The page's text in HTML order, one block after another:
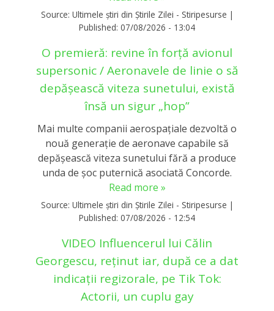
Source: Ultimele știri din Știrile Zilei - Stiripesurse |
Published: 07/08/2026 - 13:04
O premieră: revine în forță avionul
supersonic / Aeronavele de linie o să
depășească viteza sunetului, există
însă un sigur „hop”
Mai multe companii aerospațiale dezvoltă o
nouă generație de aeronave capabile să
depășească viteza sunetului fără a produce
unda de șoc puternică asociată Concorde.
Read more »
Source: Ultimele știri din Știrile Zilei - Stiripesurse |
Published: 07/08/2026 - 12:54
VIDEO Influencerul lui Călin
Georgescu, reținut iar, după ce a dat
indicații regizorale, pe Tik Tok:
Actorii, un cuplu gay